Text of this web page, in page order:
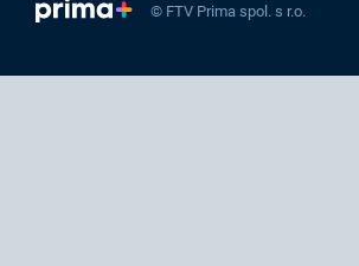
© FTV Prima spol. s r.o.